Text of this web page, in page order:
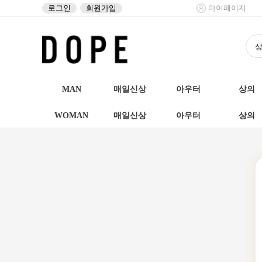
로그인 회원가입 마이페이지
MAN 매일신상 아우터 상의
WOMAN 매일신상 아우터 상의